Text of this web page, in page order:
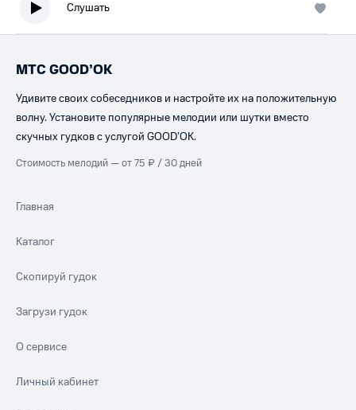
Слушать
МТС GOOD’OK
Удивите своих собеседников и настройте их на положительную
волну. Установите популярные мелодии или шутки вместо
скучных гудков с услугой GOOD’OK.
Стоимость мелодий — от 75 ₽ / 30 дней
Главная
Каталог
Скопируй гудок
Загрузи гудок
О сервисе
Личный кабинет